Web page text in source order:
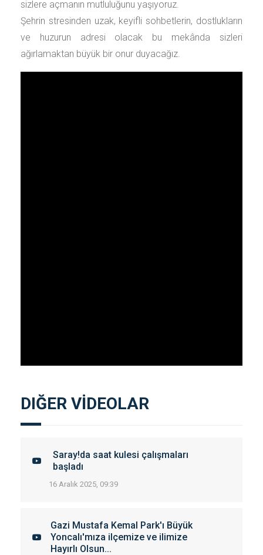
sizlere açmanın mutluluğunu yaşıyoruz.
Şehrin stresinden uzak, keyifli sohbetlerin, dostlukların
ve huzurun adresi olacak bu mekânda sizleri
ağırlamaktan büyük bir onur duyacağız.
DIĞER VİDEOLAR
Saray!da saat kulesi çalışmaları
başladı
16 Aralık 2025, 09:39
Gazi Mustafa Kemal Park'ı Büyük
Yoncalı'mıza ilçemize ve ilimize
Hayırlı Olsun...